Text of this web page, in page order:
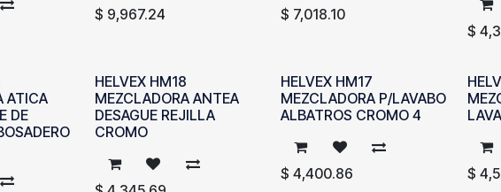
$ 9,967.24 $ 7,018.10
$
ATICA
DE
HELVEX HM18
MEZCLADORA ANTEA
DESAGUE REJILLA
CROMO
HELVEX HM17
MEZCLADORA P/LAVABO
ALBATROS CROMO 4
$4,400.86 $